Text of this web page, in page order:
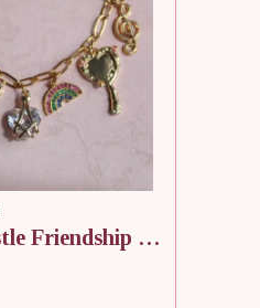
Diamond Castle Friendship Bileklik